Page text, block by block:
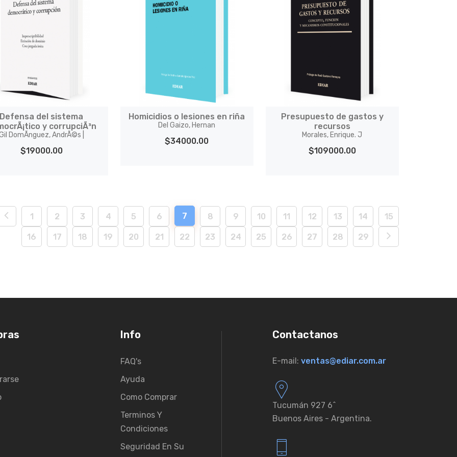
Defensa del sistema
y corrupciÃ³n
DomÃ­nguez, AndrÃ©s |
$19000.00
Homicidios o lesiones en riña
Del Gaizo, Hernan
$34000.00
Presupuesto de gastos y
recursos
Morales, Enrique. J
$109000.00
1 2 3 4 5 6 7 8 9 10 11 12 13 14 15
16 17 18 19 20 21 22 23 24 25 26 27 28 29
Info
FAQ's
Ayuda
Como Comprar
Terminos Y
Condiciones
Seguridad En Su
Contactanos
E-mail: ventas@ediar.com.ar
Tucumán 927 6ˆ
Buenos Aires - Argentina.